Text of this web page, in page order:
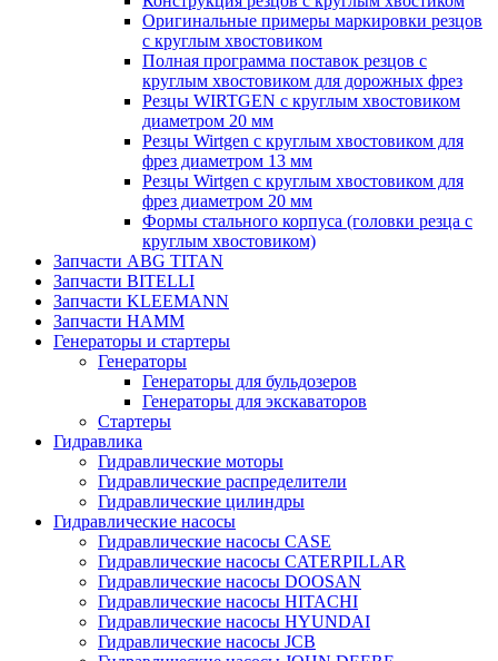
Оригинальные примеры маркировки резцов
с круглым хвостовиком
Полная программа поставок резцов с
круглым хвостовиком для дорожных фрез
Резцы WIRTGEN с круглым хвостовиком
диаметром 20 мм
Резцы Wirtgen с круглым хвостовиком для
фрез диаметром 13 мм
Резцы Wirtgen с круглым хвостовиком для
фрез диаметром 20 мм
Формы стального корпуса (головки резца с
круглым хвостовиком)
Запчасти ABG TITAN
Запчасти BITELLI
Запчасти KLEEMANN
Запчасти HAMM
Генераторы и стартеры
Генераторы
Генераторы для бульдозеров
Генераторы для экскаваторов
Стартеры
Гидравлика
Гидравлические моторы
Гидравлические распределители
Гидравлические цилиндры
Гидравлические насосы
Гидравлические насосы CASE
Гидравлические насосы CATERPILLAR
Гидравлические насосы DOOSAN
Гидравлические насосы HITACHI
Гидравлические насосы HYUNDAI
Гидравлические насосы JCB